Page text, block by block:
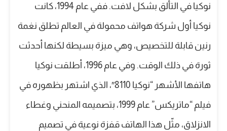
نوكيا في التألق بشكل لافت. ففي عام 1994، كانت
نوكيا أول شركة هواتف محمولة في العالم تطلق نغمة
رنين قابلة للتخصيص، وهي ميزة بسيطة لكنها أحدثت
ثورة في ذلك الوقت. وفي عام 1996، أطلقت نوكيا
هاتفها الأشهر “نوكيا 8110″، الذي اشتهر بظهوره في
فيلم “ماتريكس” عام 1999، بتصميمه المنحني وغطاء
الانزلاق، مثّل هذا الهاتف قفزة نوعية في تصميم